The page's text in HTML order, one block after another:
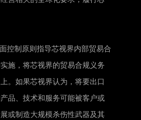
控制原则指导芯视界内部贸易合
施，将芯视界的贸易合规义务
。如果芯视界认为，将要出口
品、技术和服务可能被客户或
或制造大规模杀伤性武器及其